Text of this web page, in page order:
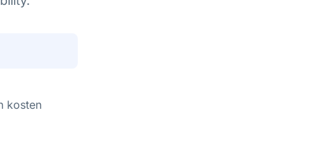
kosten